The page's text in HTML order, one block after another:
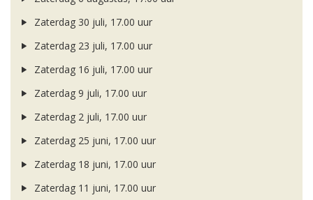
Zaterdag 30 juli, 17.00 uur
Zaterdag 23 juli, 17.00 uur
Zaterdag 16 juli, 17.00 uur
Zaterdag 9 juli, 17.00 uur
Zaterdag 2 juli, 17.00 uur
Zaterdag 25 juni, 17.00 uur
Zaterdag 18 juni, 17.00 uur
Zaterdag 11 juni, 17.00 uur